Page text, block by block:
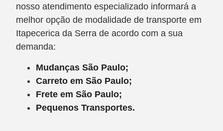
nosso atendimento especializado informará a
melhor opção de modalidade de transporte em
Itapecerica da Serra de acordo com a sua
demanda:
Mudanças São Paulo;
Carreto em São Paulo;
Frete em São Paulo;
Pequenos Transportes.